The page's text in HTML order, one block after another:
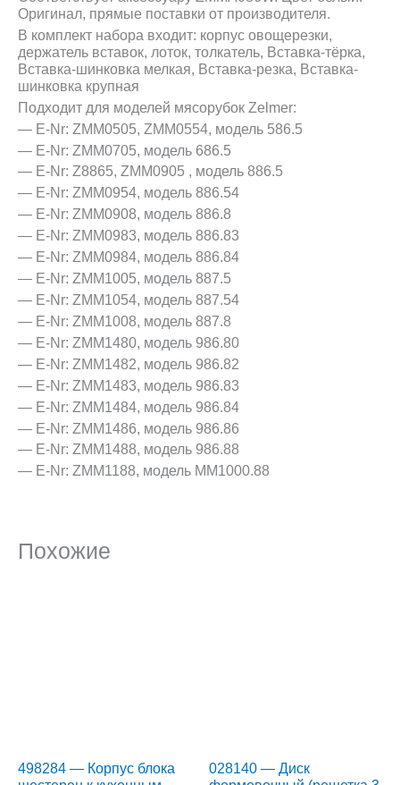
Оригинал, прямые поставки от производителя.
В комплект набора входит: корпус овощерезки,
держатель вставок, лоток, толкатель, Вставка-тёрка,
Вставка-шинковка мелкая, Вставка-резка, Вставка-
шинковка крупная
Подходит для моделей мясорубок Zelmer:
— E-Nr: ZMM0505, ZMM0554, модель 586.5
— E-Nr: ZMM0705, модель 686.5
— E-Nr: Z8865, ZMM0905 , модель 886.5
— E-Nr: ZMM0954, модель 886.54
— E-Nr: ZMM0908, модель 886.8
— E-Nr: ZMM0983, модель 886.83
— E-Nr: ZMM0984, модель 886.84
— E-Nr: ZMM1005, модель 887.5
— E-Nr: ZMM1054, модель 887.54
— E-Nr: ZMM1008, модель 887.8
— E-Nr: ZMM1480, модель 986.80
— E-Nr: ZMM1482, модель 986.82
— E-Nr: ZMM1483, модель 986.83
— E-Nr: ZMM1484, модель 986.84
— E-Nr: ZMM1486, модель 986.86
— E-Nr: ZMM1488, модель 986.88
— E-Nr: ZMM1188, модель MM1000.88
Похожие
498284 — Корпус блока
028140 — Диск